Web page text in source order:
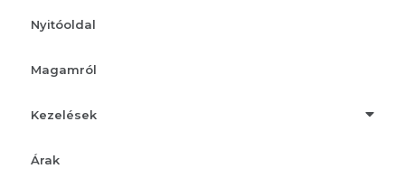
Nyitóoldal
Magamról
Kezelések
Árak